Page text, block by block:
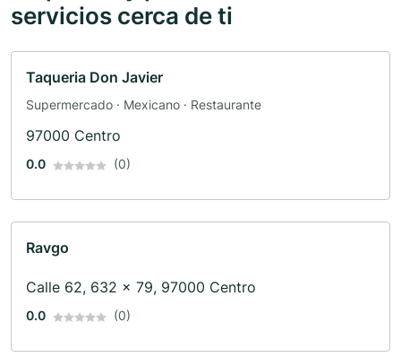
servicios cerca de ti
Taqueria Don Javier
Supermercado · Mexicano · Restaurante
97000 Centro
0.0 (0)
Ravgo
Calle 62, 632 x 79, 97000 Centro
0.0 (0)